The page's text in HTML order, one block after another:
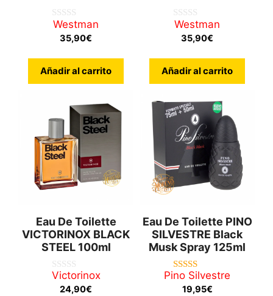
0
Westman
35,90€
Añadir al carrito
0
Westman
35,90€
Añadir al carrito
Eau De Toilette
VICTORINOX BLACK
STEEL 100ml
0
Victorinox
24,90€
Eau De Toilette PINO
SILVESTRE Black
Musk Spray 125ml
5.00
de 5
Pino Silvestre
19,95€